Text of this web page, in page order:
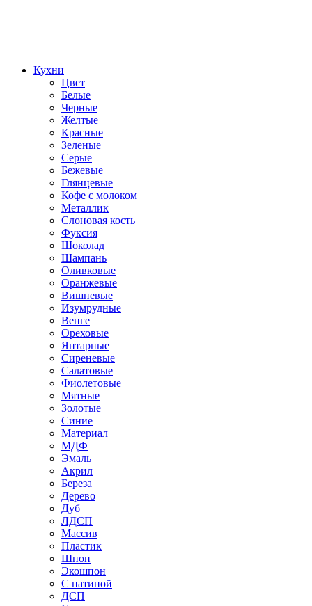
Кухни
Цвет
Белые
Черные
Желтые
Красные
Зеленые
Серые
Бежевые
Глянцевые
Кофе с молоком
Металлик
Слоновая кость
Фуксия
Шоколад
Шампань
Оливковые
Оранжевые
Вишневые
Изумрудные
Венге
Ореховые
Янтарные
Сиреневые
Салатовые
Фиолетовые
Мятные
Золотые
Синие
Материал
МДФ
Эмаль
Акрил
Береза
Дерево
Дуб
ЛДСП
Массив
Пластик
Шпон
Экошпон
С патиной
ДСП